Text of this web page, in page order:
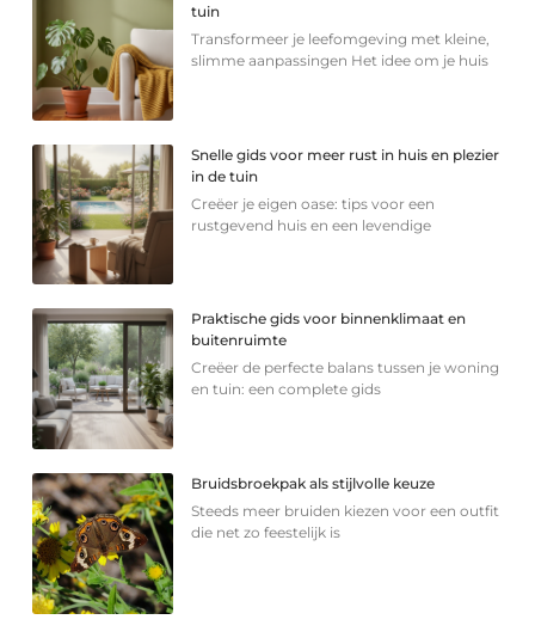
tuin
Transformeer je leefomgeving met kleine,
slimme aanpassingen Het idee om je huis
Snelle gids voor meer rust in huis en plezier
in de tuin
Creëer je eigen oase: tips voor een
rustgevend huis en een levendige
Praktische gids voor binnenklimaat en
buitenruimte
Creëer de perfecte balans tussen je woning
en tuin: een complete gids
Bruidsbroekpak als stijlvolle keuze
Steeds meer bruiden kiezen voor een outfit
die net zo feestelijk is